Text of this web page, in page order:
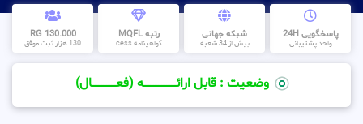
پاسخگویی 24H
واحد پشتیبانی
شبکه جهانی
بیش از 34 شعبه
رتبه MQFL
گواهینامه cess
130.000 RG
130 هزار ثبت موفق
وضعیت : قابل ارائــــــــــــــــــــه (فعـــــــــــــــال)